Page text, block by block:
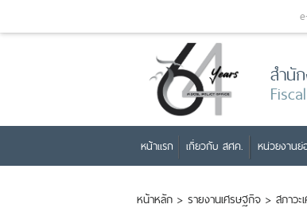
สำนั
หน้าแรก เกี่ยวกับ สศค. หน่วยงานย่
หน้าหลัก > รายงานเศรษฐกิจ > สภาว